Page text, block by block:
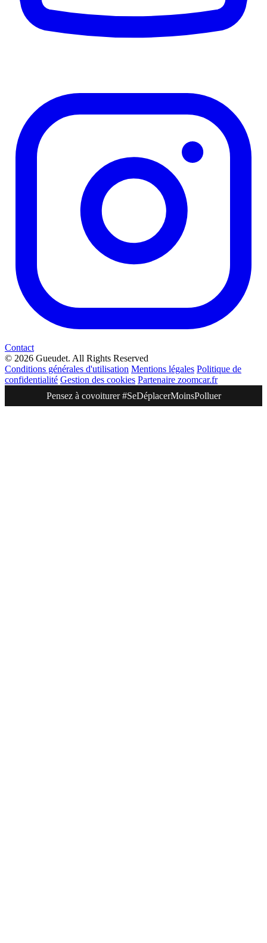
Contact
© 2026 Gueudet. All Rights Reserved
Conditions générales d'utilisation Mentions légales Politique de
confidentialité Gestion des cookies Partenaire zoomcar.fr
Pensez à covoiturer #SeDéplacerMoinsPolluer